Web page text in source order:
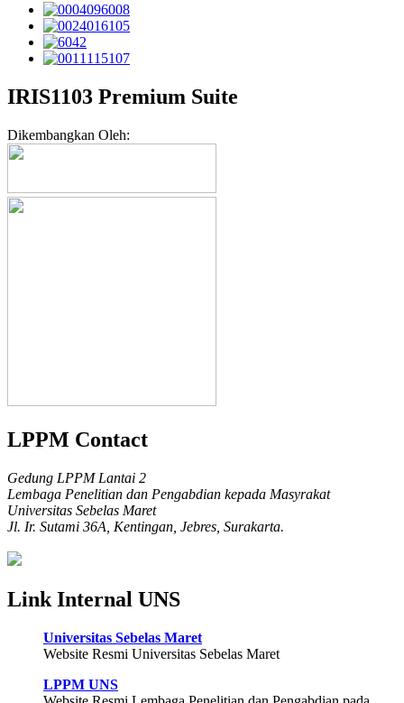
IRIS1103 Premium Suite
Dikembangkan Oleh:
LPPM Contact
Gedung LPPM Lantai 2
Lembaga Penelitian dan Pengabdian kepada Masyrakat
Universitas Sebelas Maret
Jl. Ir. Sutami 36A, Kentingan, Jebres, Surakarta.
Link Internal UNS
Universitas Sebelas Maret
Website Resmi Universitas Sebelas Maret
LPPM UNS